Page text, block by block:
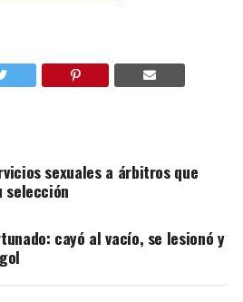
sexuales a árbitros que
selección
cayó al vacío, se lesionó y